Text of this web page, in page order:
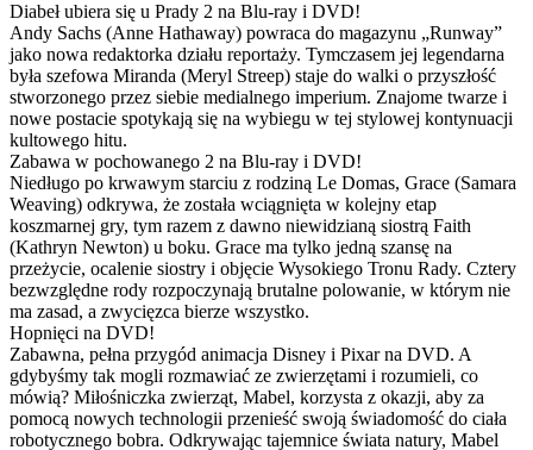
Diabeł ubiera się u Prady 2 na Blu-ray i DVD!
Andy Sachs (Anne Hathaway) powraca do magazynu „Runway”
jako nowa redaktorka działu reportaży. Tymczasem jej legendarna
była szefowa Miranda (Meryl Streep) staje do walki o przyszłość
stworzonego przez siebie medialnego imperium. Znajome twarze i
nowe postacie spotykają się na wybiegu w tej stylowej kontynuacji
kultowego hitu.
Zabawa w pochowanego 2 na Blu-ray i DVD!
Niedługo po krwawym starciu z rodziną Le Domas, Grace (Samara
Weaving) odkrywa, że została wciągnięta w kolejny etap
koszmarnej gry, tym razem z dawno niewidzianą siostrą Faith
(Kathryn Newton) u boku. Grace ma tylko jedną szansę na
przeżycie, ocalenie siostry i objęcie Wysokiego Tronu Rady. Cztery
bezwzględne rody rozpoczynają brutalne polowanie, w którym nie
ma zasad, a zwycięzca bierze wszystko.
Hopnięci na DVD!
Zabawna, pełna przygód animacja Disney i Pixar na DVD. A
gdybyśmy tak mogli rozmawiać ze zwierzętami i rozumieli, co
mówią? Miłośniczka zwierząt, Mabel, korzysta z okazji, aby za
pomocą nowych technologii przenieść swoją świadomość do ciała
robotycznego bobra. Odkrywając tajemnice świata natury, Mabel